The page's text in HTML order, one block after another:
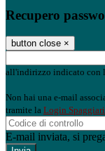
Recupero
button close ×
all'indirizzo indicato con
Non hai una e-mail
tramite la Login Spaggiari
E-mail inviata, si